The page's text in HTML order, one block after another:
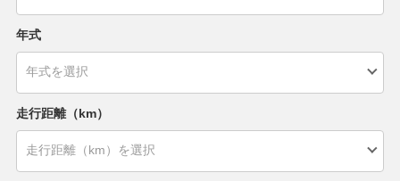
年式
走行距離（km）